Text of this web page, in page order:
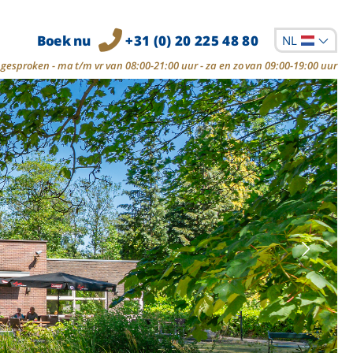
Boek nu +31 (0) 20 225 48 80 NL
- ma t/m vr van 08:00-21:00 uur - za en zo van 09:00-19:00 uur